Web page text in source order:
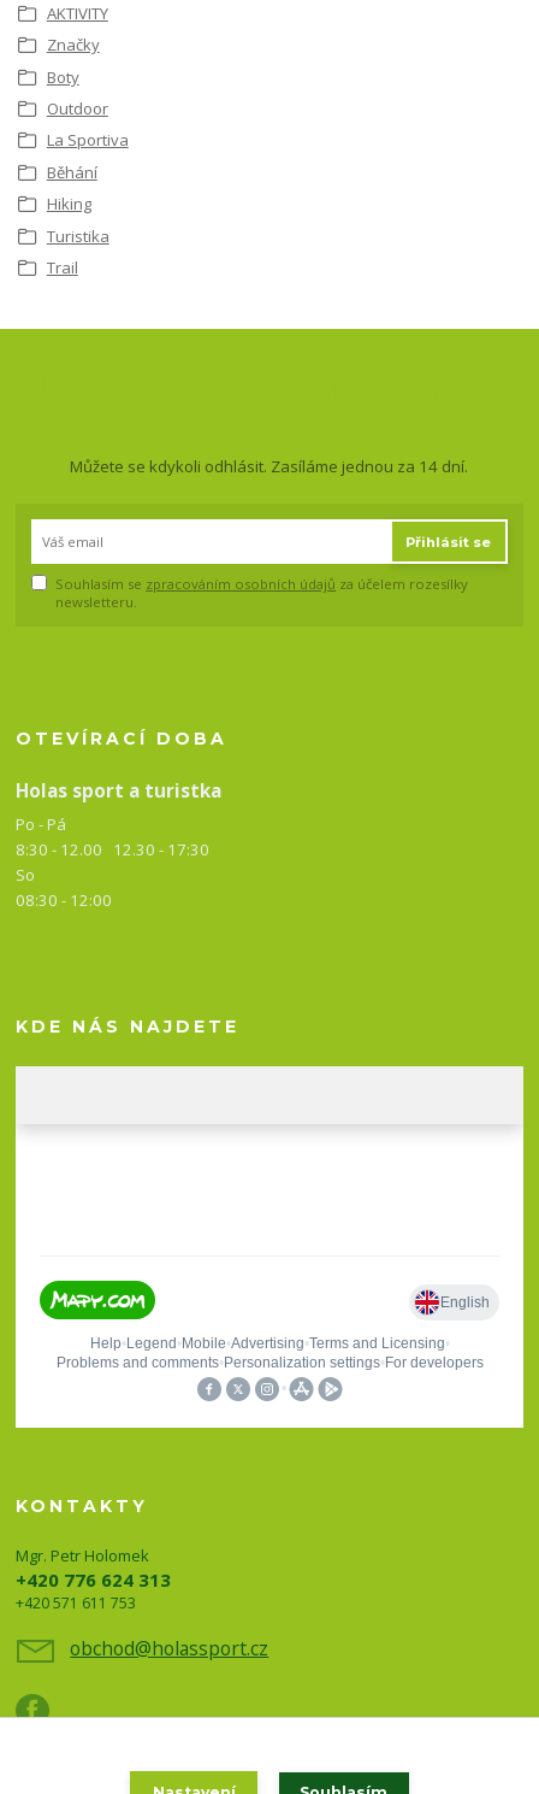
AKTIVITY
Značky
Boty
Outdoor
La Sportiva
Běhání
Hiking
Turistika
Trail
Můžete se kdykoli odhlásit. Zasíláme jednou za 14 dní.
Přihlásit se
Souhlasím se zpracováním osobních údajů za účelem rozesílky
newsletteru.
OTEVÍRACÍ DOBA
Holas sport a turistka
Po - Pá
8:30 - 12.00 12.30 - 17:30
So
08:30 - 12:00
KDE NÁS NAJDETE
KONTAKTY
Mgr. Petr Holomek
+420 776 624 313
+420 571 611 753
obchod@holassport.cz